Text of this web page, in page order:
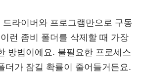
라이버와 프로그램만으로 구동
이런 좀비 폴더를 삭제할 때 가장
방법이에요. 불필요한 프로세스
더가 잠길 확률이 줄어들거든요.